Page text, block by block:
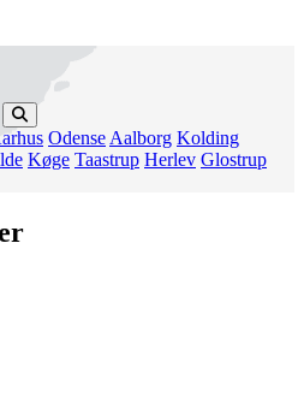
Odense Aalborg Kolding
Køge Taastrup Herlev Glostrup